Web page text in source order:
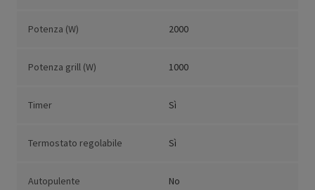
Potenza (W) 2000
Potenza grill (W) 1000
Timer Sì
Termostato regolabile Sì
Autopulente No